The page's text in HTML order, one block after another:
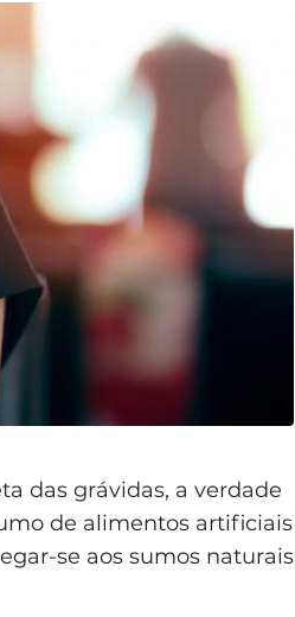
das grávidas, a verdade
de alimentos artificiais
se aos sumos naturais